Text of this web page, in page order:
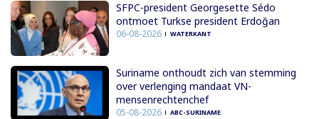
SFPC-president Georgesette Sédo
ontmoet Turkse president Erdoğan
06-08-2026 WATERKANT
Suriname onthoudt zich van stemming
over verlenging mandaat VN-
mensenrechtenchef
05-08-2026 ABC-SURINAME